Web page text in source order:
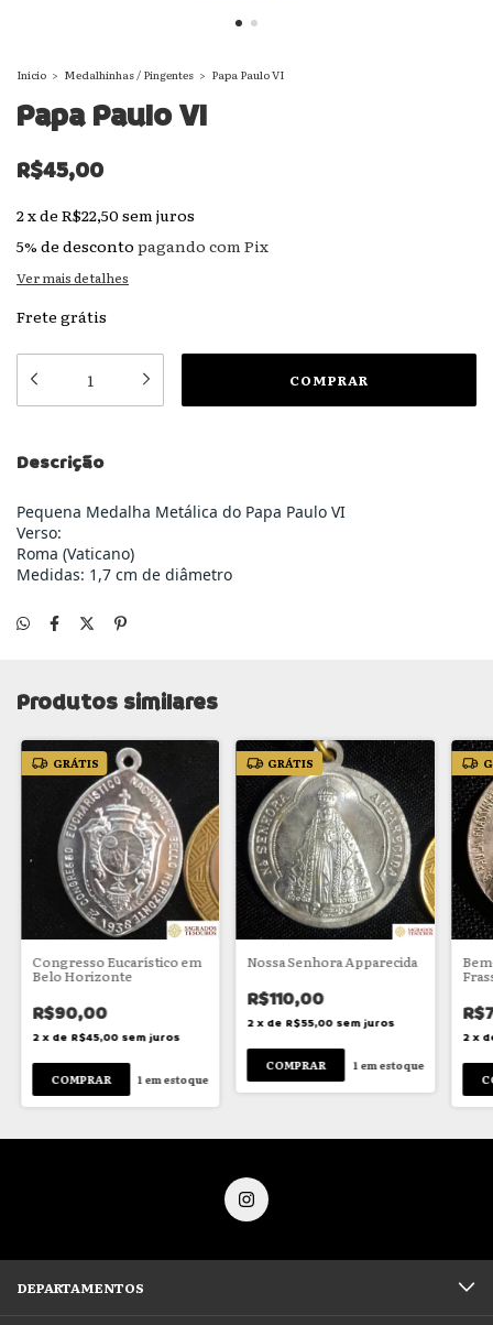
Início > Medalhinhas / Pingentes > Papa Paulo VI
Papa Paulo VI
R$45,00
2xde R$22,50 sem juros
5% de desconto pagando com Pix
Ver mais detalhes
Frete grátis
Descrição
Pequena Medalha Metálica do Papa Paulo VI
Verso:
Roma (Vaticano)
Medidas: 1,7 cm de diâmetro
Produtos similares
GRÁTIS
Congresso Eucarístico em
Belo Horizonte
R$90,00
2 x de R$45,00 sem juros
1 em estoque
GRÁTIS
Nossa Senhora Apparecida
R$110,00
2 x de R$55,00 sem juros
1 em estoque
2 x
DEPARTAMENTOS